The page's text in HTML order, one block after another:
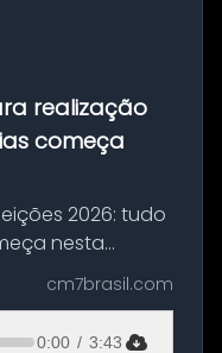
realização
começa
2026: tudo
nesta
o prazo
federações
cm7brasil.com
0:00 / 3:43